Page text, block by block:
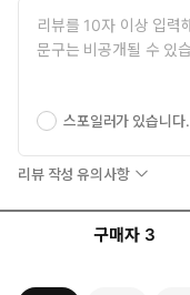
스포일러가 있습니다.
리뷰 작성 유의사항
구매자 3